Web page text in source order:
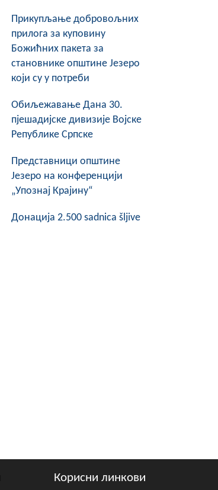
Прикупљање добровољних
прилога за куповину
Божићних пакета за
становнике општине Језеро
који су у потреби
Обиљежавање Данa 30.
пјешадијске дивизије Војске
Републике Српске
Представници општине
Језеро на конференцији
„Упознај Крајину“
Донација 2.500 sadnica šljive
Корисни линкови